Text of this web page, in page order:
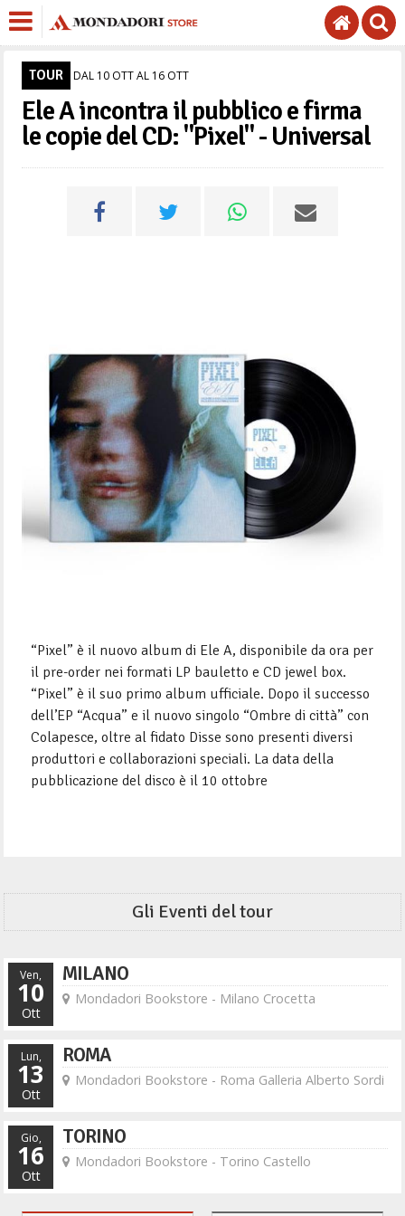
TOUR DAL 10 OTT AL 16 OTT
Ele A incontra il pubblico e firma
le copie del CD: "Pixel" - Universal
“Pixel” è il nuovo album di Ele A, disponibile da ora per
il pre-order nei formati LP bauletto e CD jewel box.
“Pixel” è il suo primo album ufficiale. Dopo il successo
dell’EP “Acqua” e il nuovo singolo “Ombre di città” con
Colapesce, oltre al fidato Disse sono presenti diversi
produttori e collaborazioni speciali. La data della
pubblicazione del disco è il 10 ottobre
Gli Eventi del tour
Ven,
10
Ott
MILANO
Mondadori Bookstore - Milano Crocetta
Lun,
13
Ott
ROMA
Mondadori Bookstore - Roma Galleria Alberto Sordi
Gio,
16
Ott
TORINO
Mondadori Bookstore - Torino Castello